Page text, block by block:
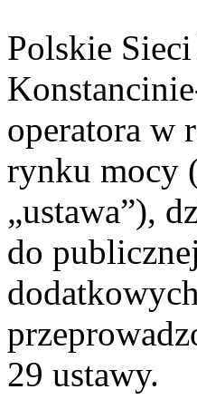
Polskie
operatora w
rynku mocy
„ustawa”),
do
29 ustawy.